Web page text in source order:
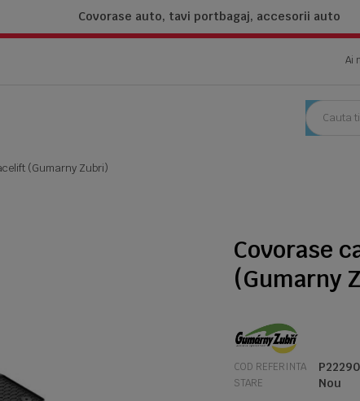
Covorase auto, tavi portbagaj, accesorii auto
Ai
(Gumarny Zubri)
Covorase
(Gumarny
COD REFERINTA
STARE Nou